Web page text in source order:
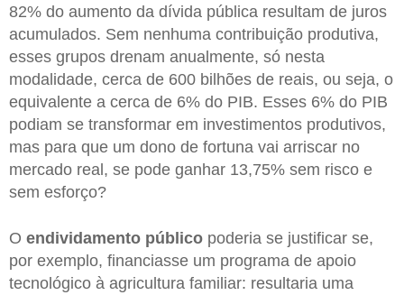
82% do aumento da dívida pública resultam de juros
acumulados. Sem nenhuma contribuição produtiva,
esses grupos drenam anualmente, só nesta
modalidade, cerca de 600 bilhões de reais, ou seja, o
equivalente a cerca de 6% do PIB. Esses 6% do PIB
podiam se transformar em investimentos produtivos,
mas para que um dono de fortuna vai arriscar no
mercado real, se pode ganhar 13,75% sem risco e
sem esforço?
O endividamento público poderia se justificar se,
por exemplo, financiasse um programa de apoio
tecnológico à agricultura familiar: resultaria uma